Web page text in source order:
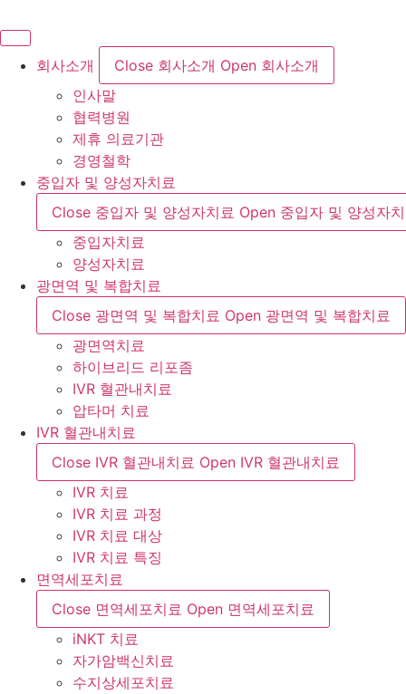
텐
회사소개 Close 회사소개 Open 회사소개
인사말
협력병원
제휴 의료기관
경영철학
중입자 및 양성자치료
Close 중입자 및 양성자치료 Open 중입자 및 양성자
중입자치료
양성자치료
광면역 및 복합치료
Close 광면역 및 복합치료 Open 광면역 및 복합치료
광면역치료
하이브리드 리포좀
IVR 혈관내치료
압타머 치료
IVR 혈관내치료
Close IVR 혈관내치료 Open IVR 혈관내치료
IVR 치료
IVR 치료 과정
IVR 치료 대상
IVR 치료 특징
면역세포치료
Close 면역세포치료 Open 면역세포치료
iNKT 치료
자가암백신치료
수지상세포치료